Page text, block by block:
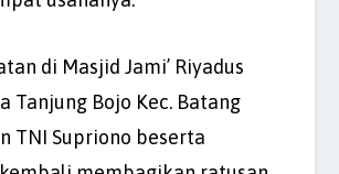
di Masjid Jami’ Riyadus
Tanjung Bojo Kec. Batang
TNI Supriono beserta